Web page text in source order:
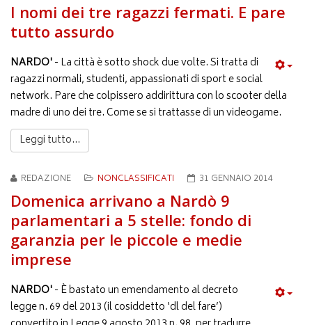
I nomi dei tre ragazzi fermati. E pare
tutto assurdo
NARDO'- La città è sotto shock due volte. Si tratta di
ragazzi normali, studenti, appassionati di sport e social
network. Pare che colpissero addirittura con lo scooter della
madre di uno dei tre. Come se si trattasse di un videogame.
Leggi tutto...
REDAZIONE NONCLASSIFICATI 31 GENNAIO 2014
Domenica arrivano a Nardò 9
parlamentari a 5 stelle: fondo di
garanzia per le piccole e medie
imprese
NARDO'- È bastato un emendamento al decreto
legge n. 69 del 2013 (il cosiddetto ‘dl del fare’)